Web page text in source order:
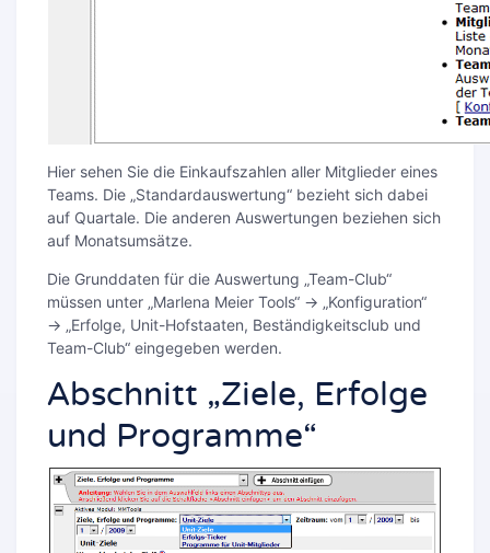
Hier sehen Sie die Einkaufszahlen aller Mitglieder eines
Teams. Die „Standardauswertung“ bezieht sich dabei
auf Quartale. Die anderen Auswertungen beziehen sich
auf Monatsumsätze.
Die Grunddaten für die Auswertung „Team-Club“
müssen unter „Marlena Meier Tools“ → „Konfiguration“
→ „Erfolge, Unit-Hofstaaten, Beständigkeitsclub und
Team-Club“ eingegeben werden.
Abschnitt „Ziele, Erfolge
und Programme“